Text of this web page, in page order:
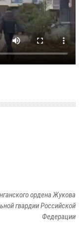
ордена Жукова
гвардии Российской
Федерации